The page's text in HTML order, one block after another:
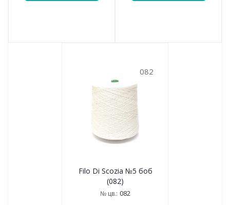
082
Filo Di Scozia №5 боб
(082)
№ цв.: 082